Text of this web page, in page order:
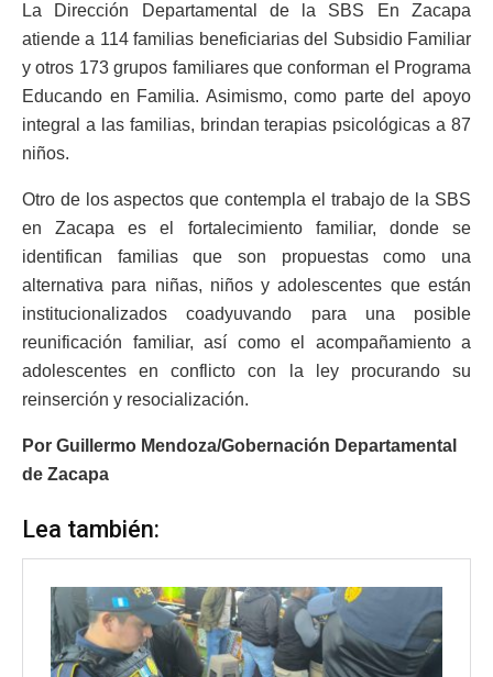
La Dirección Departamental de la SBS En Zacapa
atiende a 114 familias beneficiarias del Subsidio Familiar
y otros 173 grupos familiares que conforman el Programa
Educando en Familia. Asimismo, como parte del apoyo
integral a las familias, brindan terapias psicológicas a 87
niños.
Otro de los aspectos que contempla el trabajo de la SBS
en Zacapa es el fortalecimiento familiar, donde se
identifican familias que son propuestas como una
alternativa para niñas, niños y adolescentes que están
institucionalizados coadyuvando para una posible
reunificación familiar, así como el acompañamiento a
adolescentes en conflicto con la ley procurando su
reinserción y resocialización.
Por Guillermo Mendoza/Gobernación Departamental
de Zacapa
Lea también: